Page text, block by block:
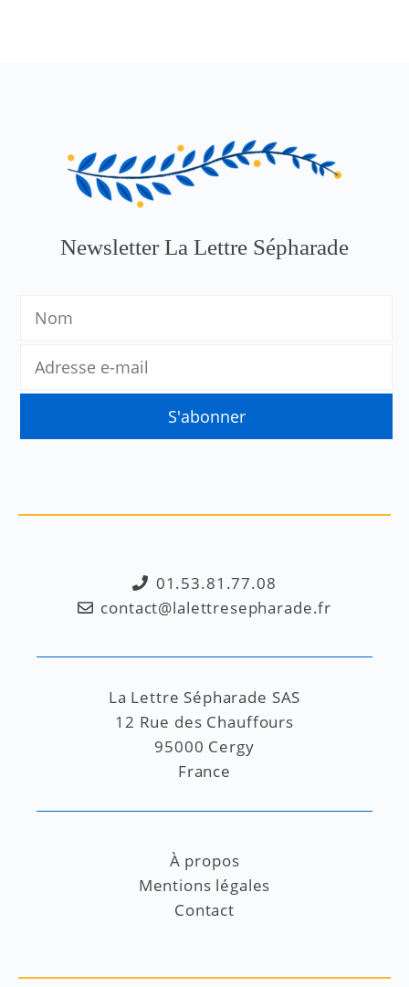
Newsletter La Lettre Sépharade
01.53.81.77.08
contact@lalettresepharade.fr
La Lettre Sépharade SAS
12 Rue des Chauffours
95000 Cergy
France
À propos
Mentions légales
Contact